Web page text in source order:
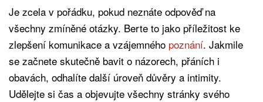
Je zcela v pořádku, pokud neznáte odpověď na
všechny zmíněné otázky. Berte to jako příležitost ke
zlepšení komunikace a vzájemného poznání. Jakmile
se začnete skutečně bavit o názorech, přáních i
obavách, odhalíte další úroveň důvěry a intimity.
Udělejte si čas a objevujte všechny stránky svého